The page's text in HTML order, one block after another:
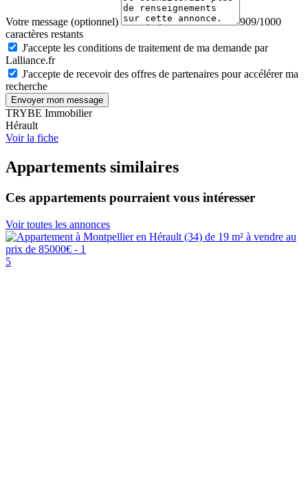
Votre message (optionnel)
909/1000
caractères restants
J'accepte les conditions de traitement de ma demande par
Lalliance.fr
J'accepte de recevoir des offres de partenaires pour accélérer ma
recherche
Envoyer mon message
TRYBE Immobilier
Hérault
Voir la fiche
Appartements similaires
Ces appartements pourraient vous intéresser
Voir toutes les annonces
5